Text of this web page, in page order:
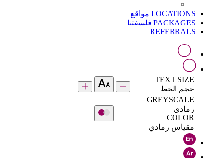
LOCATIONS مواقع
PACKAGES فلسفتنا
REFERRALS
TEXT SIZE
حجم الخط
GREYSCALE
رمادي
COLOR
مقياس رمادي